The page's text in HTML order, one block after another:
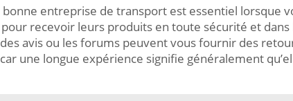
entreprise de transport est essentiel lorsque
recevoir leurs produits en toute sécurité et
avis ou les forums peuvent vous fournir des
une longue expérience signifie généralement